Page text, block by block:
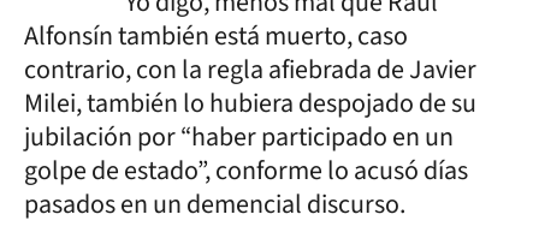
Alfonsín también está muerto, caso
contrario, con la regla afiebrada de Javier
Milei, también lo hubiera despojado de su
jubilación por “haber participado en un
golpe de estado”, conforme lo acusó días
pasados en un demencial discurso.